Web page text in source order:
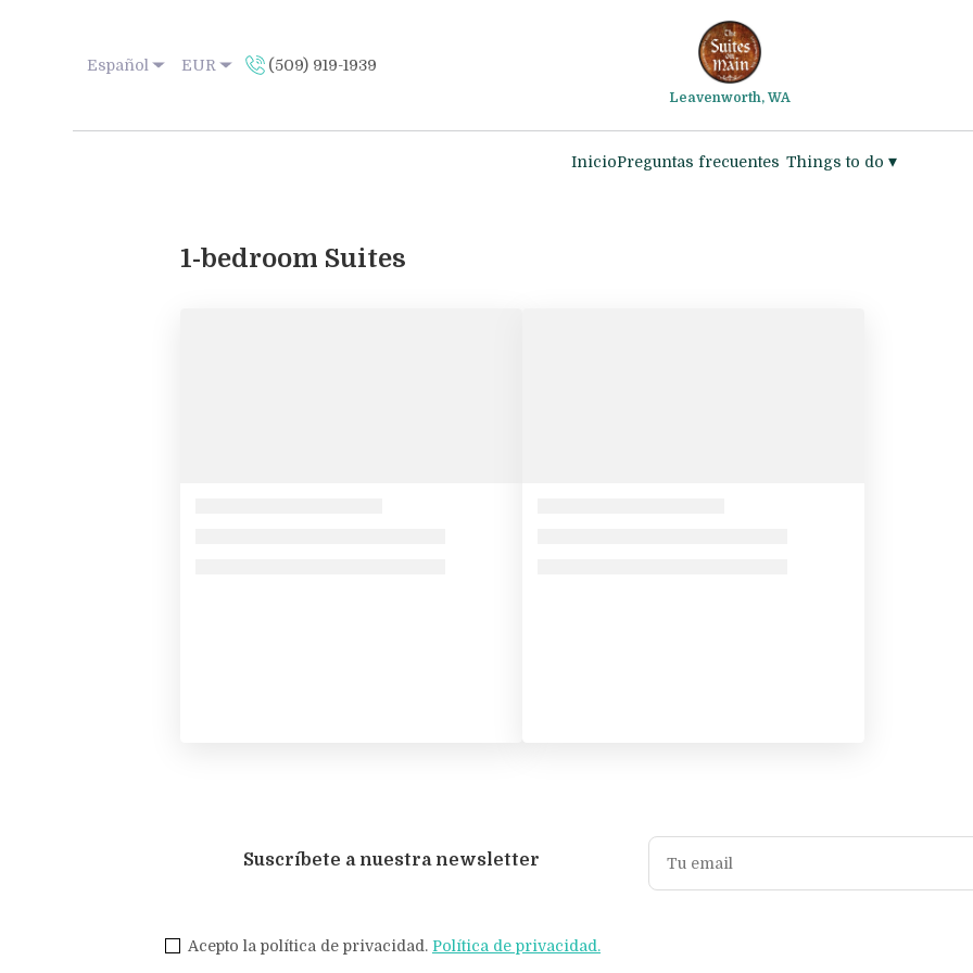
Español EUR (509) 919-1939
Leavenworth, WA
InicioPreguntas frecuentes Things to do ▾
1-bedroom Suites
Suscríbete a nuestra newsletter
Acepto la política de privacidad. Política de privacidad.